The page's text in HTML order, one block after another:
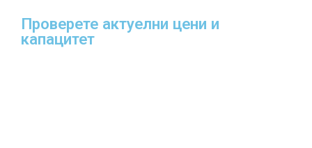
Проверете актуелни цени и
капацитет​